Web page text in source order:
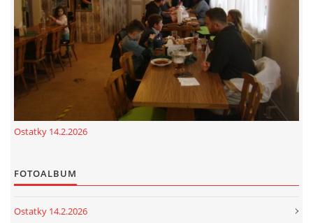
cenekji@seznam.cz
© 2026 eStránky.cz | RSS|Tisk| Nahoru ↑
Ostatky 14.2.2026
FOTOALBUM
Ostatky 14.2.2026